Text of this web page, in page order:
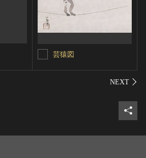
芸猿図
シェ